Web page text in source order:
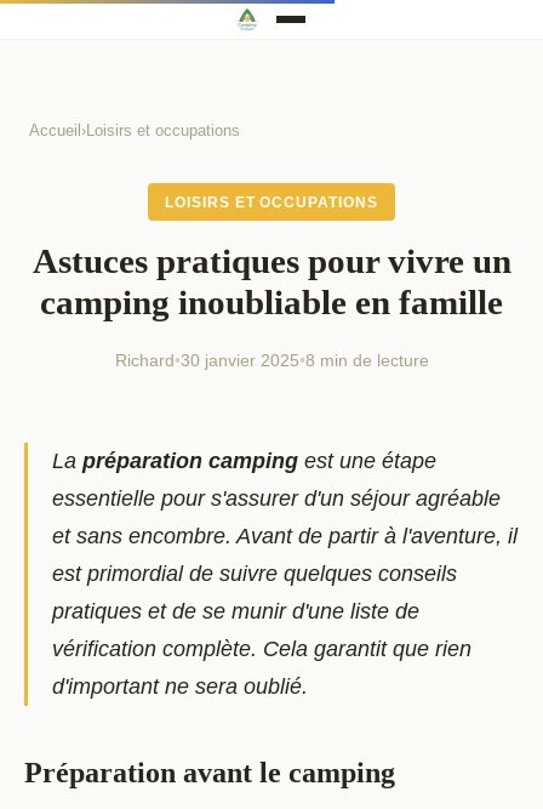
Accueil ›Loisirs et occupations
LOISIRS ET OCCUPATIONS
Astuces pratiques pour vivre un
camping inoubliable en famille
Richard•30 janvier 2025•8 min de lecture
La préparation camping est une étape
essentielle pour s'assurer d'un séjour agréable
et sans encombre. Avant de partir à l'aventure, il
est primordial de suivre quelques conseils
pratiques et de se munir d'une liste de
vérification complète. Cela garantit que rien
d'important ne sera oublié.
Préparation avant le camping